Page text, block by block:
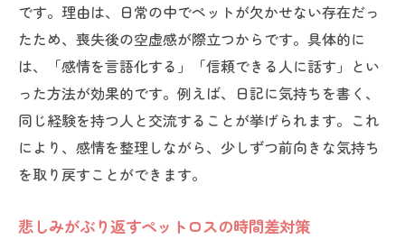
ペットロス体験を自己成長に活かす習慣作
り
日記や写真で思い出を整理し心を癒す方法
ボランティア活動でペットロスを前向きに
転換
新しいスキル習得が自己成長を促進する理
由
ペットロスの痛みを支え合う仲間との出会
です。理由は、日常の中でペットが欠かせない存在だっ
たため、喪失後の空虚感が際立つからです。具体的に
は、「感情を言語化する」「信頼できる人に話す」とい
った方法が効果的です。例えば、日記に気持ちを書く、
同じ経験を持つ人と交流することが挙げられます。これ
により、感情を整理しながら、少しずつ前向きな気持ち
を取り戻すことができます。
悲しみがぶり返すペットロスの時間差対策